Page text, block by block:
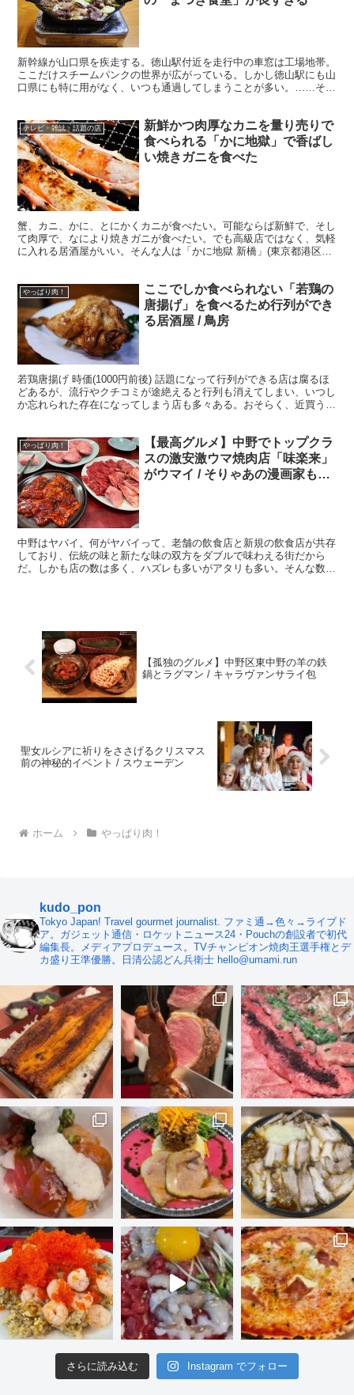
新幹線が山口県を疾走する。徳山駅付近を走行中の車窓は工場地帯。
ここだけスチームパンクの世界が広がっている。しかし徳山駅にも山
口県にも特に用がなく、いつも通過してしまうことが多い。……そん
テレビ・雑誌・話題の店
新鮮かつ肉厚なカニを量り売りで
食べられる「かに地獄」で香ばし
い焼きガニを食べた
蟹、カニ、かに、とにかくカニが食べたい。可能ならば新鮮で、そし
て肉厚で、なにより焼きガニが食べたい。でも高級店ではなく、気軽
に入れる居酒屋がいい。そんな人は「かに地獄 新橋」(東京都港区新
やっぱり肉！
ここでしか食べられない「若鶏の
唐揚げ」を食べるため行列ができ
る居酒屋 / 鳥房
若鶏唐揚げ 時価(1000円前後) 話題になって行列ができる店は腐るほ
どあるが、流行やクチコミが途絶えると行列も消えてしまい、いつし
か忘れられた存在になってしまう店も多々ある。おそらく、近買うご
やっぱり肉！
【最高グルメ】中野でトップクラ
スの激安激ウマ焼肉店「味楽来」
がウマイ / そりゃあの漫画家も通
中野はヤバイ。何がヤバイって、老舗の飲食店と新規の飲食店が共存
しており、伝統の味と新たな味の双方をダブルで味わえる街だから
だ。しかも店の数は多く、ハズレも多いがアタリも多い。そんな数あ
【孤独のグルメ】中野区東中野の羊の鉄
鍋とラグマン / キャラヴァンサライ包
聖女ルシアに祈りをささげるクリスマス
前の神秘的イベント / スウェーデン
ホーム やっぱり肉！
kudo_pon
Tokyo Japan! Travel gourmet journalist. ファミ通→色々→ライブド
ア。ガジェット通信・ロケットニュース24・Pouchの創設者で初代
編集長。メディアプロデュース。TVチャンピオン焼肉王選手権とデ
カ盛り王準優勝。日清公認どん兵衛士 hello@umami.run
さらに読み込む Instagram でフォロー